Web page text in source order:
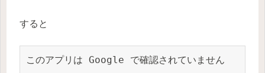
すると
このアプリは Google で確認されていません